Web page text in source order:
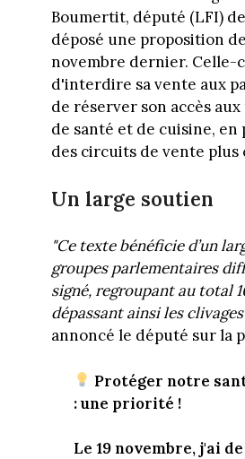
Boumertit, député (LFI)
déposé une proposition
novembre dernier. Celle-
d'interdire sa vente aux
de réserver son accès
de santé et de cuisine, en
des circuits de vente plus
Un large soutien
"Ce texte bénéficie d’un
groupes parlementaires
signé, regroupant au total
dépassant ainsi les
annoncé le député sur la
Protéger notre
: une priorité !
Le 19 novembre, j'ai